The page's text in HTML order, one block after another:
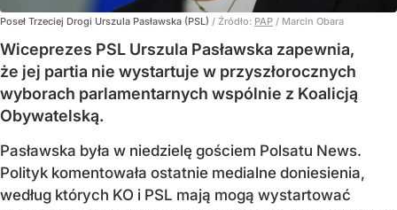
Poseł Trzeciej Drogi Urszula Pasławska (PSL) / Źródło: PAP / Marcin Obara
Wiceprezes PSL Urszula Pasławska zapewnia,
że jej partia nie wystartuje w przyszłorocznych
wyborach parlamentarnych wspólnie z Koalicją
Obywatelską.
Pasławska była w niedzielę gościem Polsatu News.
Polityk komentowała ostatnie medialne doniesienia,
według których KO i PSL mają mogą wystartować